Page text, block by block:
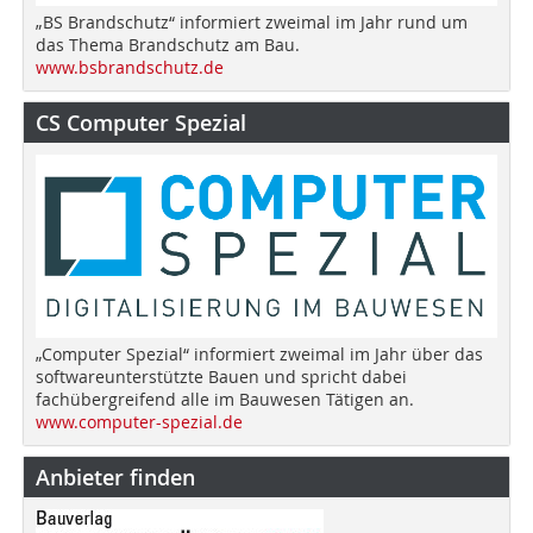
„BS Brandschutz“ informiert zweimal im Jahr rund um
das Thema Brandschutz am Bau.
www.bsbrandschutz.de
CS Computer Spezial
„Computer Spezial“ informiert zweimal im Jahr über das
softwareunterstützte Bauen und spricht dabei
fachübergreifend alle im Bauwesen Tätigen an.
www.computer-spezial.de
Anbieter finden